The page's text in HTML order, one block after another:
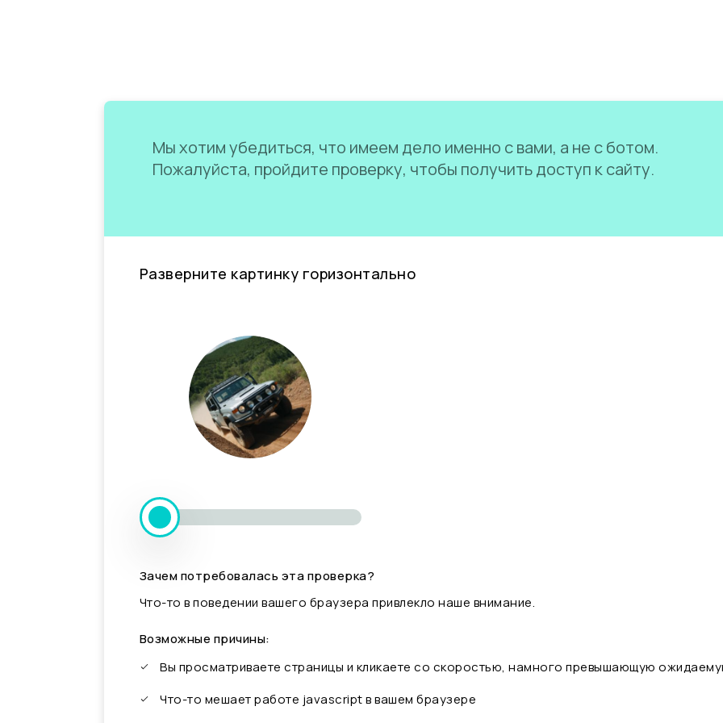
Мы хотим убедиться, что имеем дело именно с вами, а не с ботом.
Пожалуйста, пройдите проверку, чтобы получить доступ к сайту.
Разверните картинку горизонтально
Зачем потребовалась эта проверка?
Что-то в поведении вашего браузера привлекло наше внимание.
Возможные причины:
Вы просматриваете страницы и кликаете со скоростью, намного превышающую
Что-то мешает работе javascript в вашем браузере